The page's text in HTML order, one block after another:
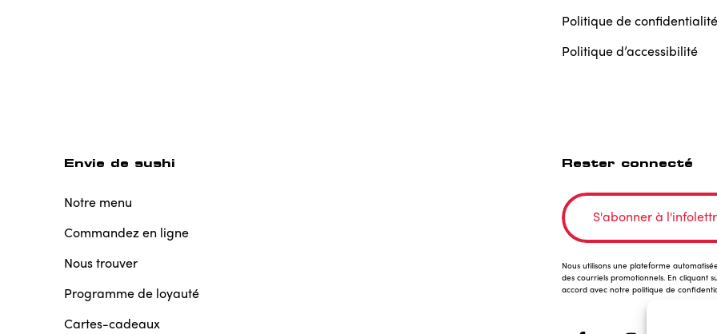
Politique de confidentialité
Politique d’accessibilité
Envie de sushi
Notre menu
Commandez en ligne
Nous trouver
Programme de loyauté
Cartes-cadeaux
Rester connecté
S'abonner à
Nous utilisons une plateforme
des courriels promotionnels. En cliquant
accord avec notre politique de